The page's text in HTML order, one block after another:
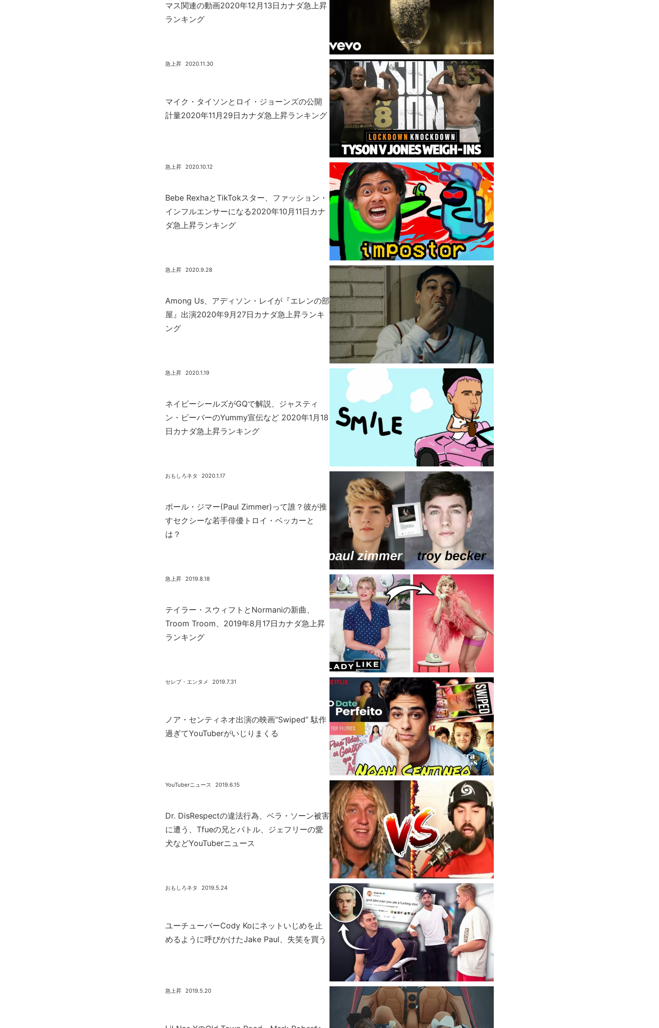
マス関連の動画2020年12月13日カナダ急上昇
ランキング
マイク・タイソンとロイ・ジョーンズの公開
計量2020年11月29日カナダ急上昇ランキング
2020.11.30
急上昇
Bebe RexhaとTikTokスター、ファッション・
インフルエンサーになる2020年10月11日カナ
ダ急上昇ランキング
2020.10.12
急上昇
Among Us、アディソン・レイが『エレンの部
屋』出演2020年9月27日カナダ急上昇ランキ
ング
2020.9.28
急上昇
ネイビーシールズがGQで解説、ジャスティ
ン・ビーバーのYummy宣伝など 2020年1月18
日カナダ急上昇ランキング
2020.1.19
急上昇
ポール・ジマー(Paul Zimmer)って誰？彼が推
すセクシーな若手俳優トロイ・ベッカーと
は？
2020.1.17
おもしろネタ
テイラー・スウィフトとNormaniの新曲、
Troom Troom、2019年8月17日カナダ急上昇
ランキング
2019.8.18
急上昇
ノア・センティネオ出演の映画“Swiped” 駄作
過ぎてYouTuberがいじりまくる
2019.7.31
セレブ・エンタメ
Dr. DisRespectの違法行為、ベラ・ソーン被害
に遭う、Tfueの兄とバトル、ジェフリーの愛
犬などYouTuberニュース
2019.6.15
YouTuberニュース
ユーチューバーCody Koにネットいじめを止
めるように呼びかけたJake Paul、失笑を買う
2019.5.24
おもしろネタ
2019.5.20
急上昇